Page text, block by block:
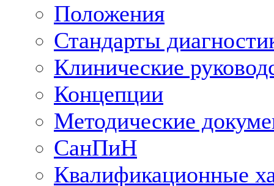
Положения
Стандарты
Клинические
Концепции
Методические
СанПиН
Квалификационные